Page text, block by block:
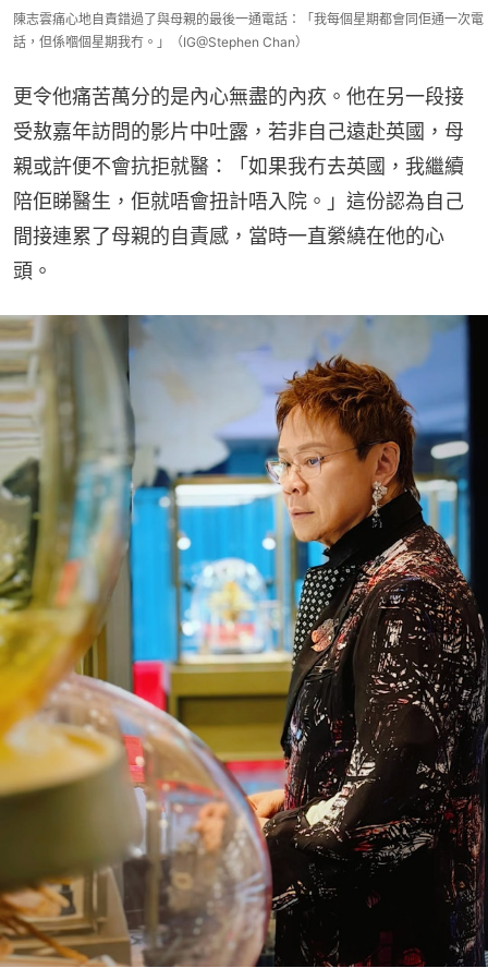
陳志雲痛心地自責錯過了與母親的最後一通電話：「我每個星期都會同佢通一次電
話，但係嗰個星期我冇。」（IG@Stephen Chan）
更令他痛苦萬分的是內心無盡的內疚。他在另一段接
受敖嘉年訪問的影片中吐露，若非自己遠赴英國，母
親或許便不會抗拒就醫：「如果我冇去英國，我繼續
陪佢睇醫生，佢就唔會扭計唔入院。」這份認為自己
間接連累了母親的自責感，當時一直縈繞在他的心
頭。